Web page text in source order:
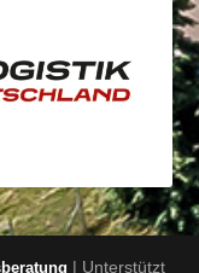
| Unterstützt